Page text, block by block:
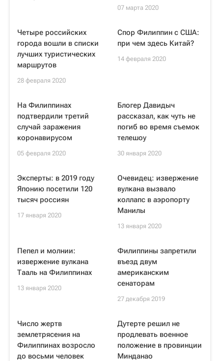
07 марта 2020
Четыре российских
города вошли в списки
лучших туристических
маршрутов
28 февраля 2020
Спор Филиппин с США:
при чем здесь Китай?
14 февраля 2020
На Филиппинах
подтвердили третий
случай заражения
коронавирусом
05 февраля 2020
Блогер Давидыч
рассказал, как чуть не
погиб во время съемок
телешоу
30 января 2020
Эксперты: в 2019 году
Японию посетили 120
тысяч россиян
17 января 2020
Очевидец: извержение
вулкана вызвало
коллапс в аэропорту
Манилы
13 января 2020
Пепел и молнии:
извержение вулкана
Тааль на Филиппинах
13 января 2020
Филиппины запретили
въезд двум
американским
сенаторам
27 декабря 2019
Число жертв
землетрясения на
Филиппинах возросло
до восьми человек
Дутерте решил не
продлевать военное
положение в провинции
Минданао